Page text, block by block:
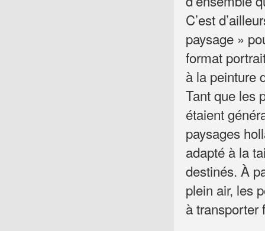
C’est
paysage »
format
à la peinture
Tant que les
étaient
paysages
adapté à la
destinés. À
plein air, les
à transporter